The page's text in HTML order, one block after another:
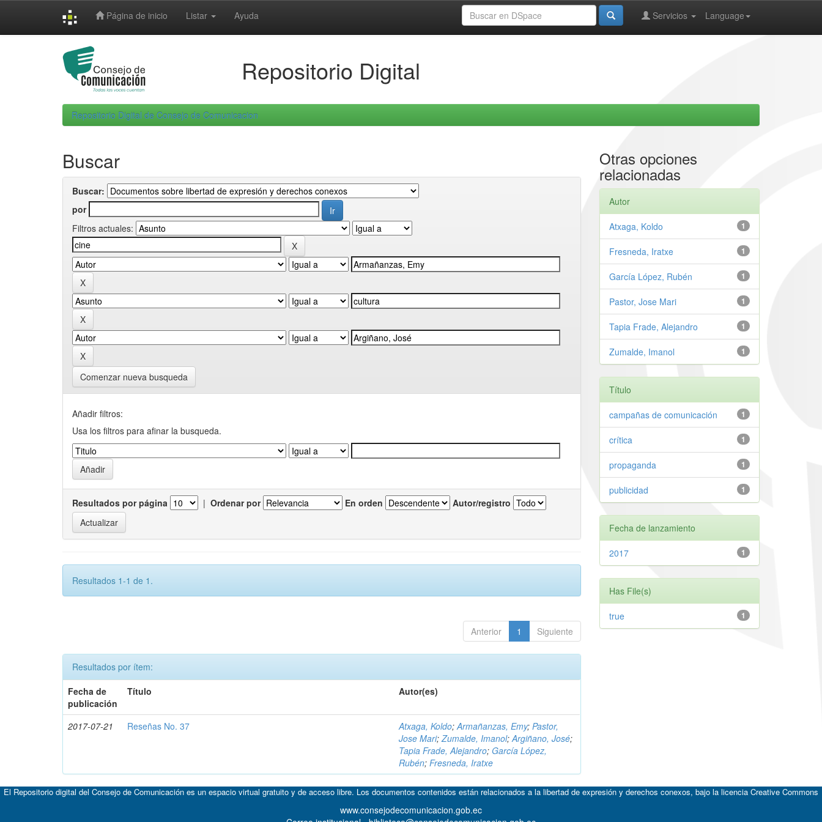
Página de inicio Listar Ayuda Language
Servicios
Repositorio Digital
Repositorio Digital de Consejo de Comunicacion
Buscar
Buscar:
por
Filtros actuales:
Comenzar nueva busqueda
Añadir filtros:
Usa los filtros para afinar la busqueda.
Resultados por página | Ordenar por En orden Autor/registro
Resultados 1-1 de 1.
Anterior 1 Siguiente
Resultados por ítem:
Fecha de
publicación
Título Autor(es)
2017-07-21 Reseñas No. 37 Atxaga, Koldo;Armañanzas, Emy;Pastor,
Jose Mari;Zumalde, Imanol;Argiñano, José;
Tapia Frade, Alejandro; García López,
Rubén;Fresneda, Iratxe
Otras opciones
relacionadas
Autor
1
Atxaga, Koldo
1
Fresneda, Iratxe
1
García López, Rubén
1
Pastor, Jose Mari
1
Tapia Frade, Alejandro
1
Zumalde, Imanol
Título
1
campañas de comunicación
1
crítica
1
propaganda
1
publicidad
Fecha de lanzamiento
1
2017
Has File(s)
1
true
El Repositorio digital del Consejo de Comunicación es un espacio virtual gratuito y de acceso libre. Los documentos contenidos están relacionados a la libertad de expresión y derechos conexos, bajo la licencia Creative Commons
www.consejodecomunicacion.gob.ec